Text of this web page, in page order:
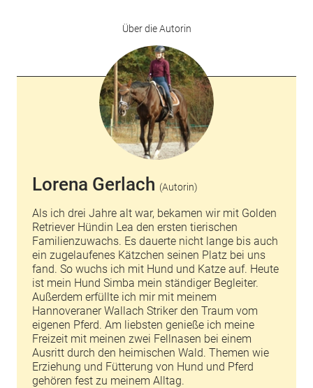
Über die Autorin
Lorena Gerlach (Autorin)
Als ich drei Jahre alt war, bekamen wir mit Golden
Retriever Hündin Lea den ersten tierischen
Familienzuwachs. Es dauerte nicht lange bis auch
ein zugelaufenes Kätzchen seinen Platz bei uns
fand. So wuchs ich mit Hund und Katze auf. Heute
ist mein Hund Simba mein ständiger Begleiter.
Außerdem erfüllte ich mir mit meinem
Hannoveraner Wallach Striker den Traum vom
eigenen Pferd. Am liebsten genieße ich meine
Freizeit mit meinen zwei Fellnasen bei einem
Ausritt durch den heimischen Wald. Themen wie
Erziehung und Fütterung von Hund und Pferd
gehören fest zu meinem Alltag.